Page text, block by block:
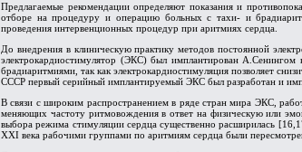
Предлагаемые рекомендации определяют показания и
отборе на процедуру и операцию больных с тахи- и
проведения интервенционных процедур при аритмиях сердца.
До внедрения в клиническую практику методов постоянной
электрокардиостимулятор (ЭКС) был имплантирован А.Сенингом
брадиаритмиями, так как электрокардиостимуляция позволяет
СССР первый серийный имплантируемый ЭКС был разработан и
В связи с широким распространением в ряде стран мира ЭКС,
меняющих частоту ритмовождения в ответ на физическую или
выбора режима стимуляции сердца существенно расширилась
XXI века рабочими группами по аритмиям сердца были